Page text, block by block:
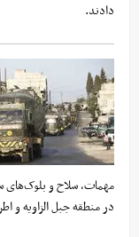
دادند.
مهمات، سلاح و بلوک‌های
در منطقه جبل الزاویه و